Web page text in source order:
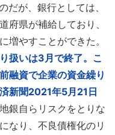
が、銀行としては、
府県が補給しており、
増やすことができた。
扱いは3月で終了。こ
融資で企業の資金繰り
新聞2021年5月21日
銀自らリスクをとりな
なり、不良債権化のリ